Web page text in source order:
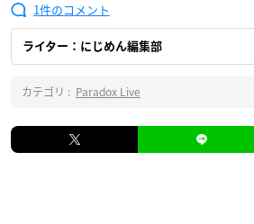
1
ライター：にじめん編集部
カテゴリ : Paradox Live